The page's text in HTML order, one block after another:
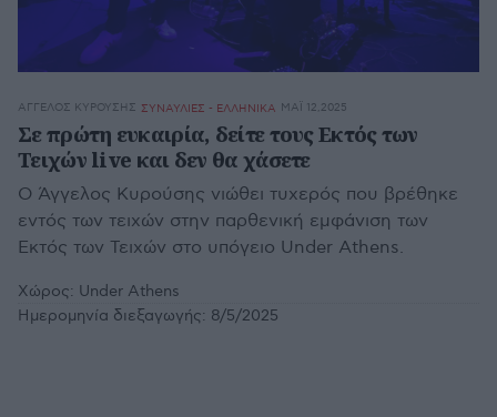
ΆΓΓΕΛΟΣ ΚΥΡΟΎΣΗΣ ΣΥΝΑΥΛΙΕΣ - ΕΛΛΗΝΙΚΑ ΜΆΙ 12,2025
Σε πρώτη ευκαιρία, δείτε τους Εκτός των
Τειχών live και δεν θα χάσετε
Ο Άγγελος Κυρούσης νιώθει τυχερός που βρέθηκε
εντός των τειχών στην παρθενική εμφάνιση των
Εκτός των Τειχών στο υπόγειο Under Athens.
Χώρος: Under Athens
Ημερομηνία διεξαγωγής: 8/5/2025